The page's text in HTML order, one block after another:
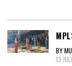
BY
13